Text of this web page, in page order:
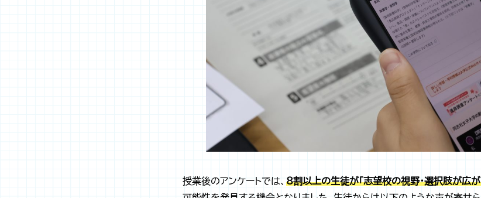
授業後のアンケートでは、 8割以上の生徒が「志望校の視野・選択肢が広が